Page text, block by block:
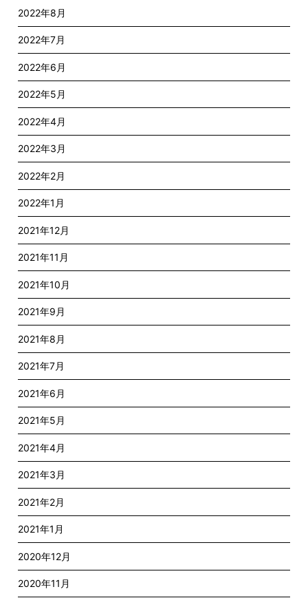
2022年8月
2022年7月
2022年6月
2022年5月
2022年4月
2022年3月
2022年2月
2022年1月
2021年12月
2021年11月
2021年10月
2021年9月
2021年8月
2021年7月
2021年6月
2021年5月
2021年4月
2021年3月
2021年2月
2021年1月
2020年12月
2020年11月